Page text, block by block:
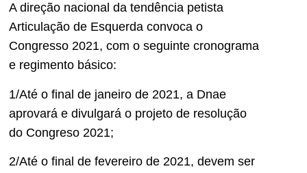
A direção nacional da tendência petista
Articulação de Esquerda convoca o
Congresso 2021, com o seguinte cronograma
e regimento básico:
1/Até o final de janeiro de 2021, a Dnae
aprovará e divulgará o projeto de resolução
do Congreso 2021;
2/Até o final de fevereiro de 2021, devem ser